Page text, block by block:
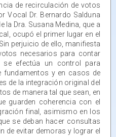
de recirculación de votos
Vocal Dr. Bernardo Salduna
la Dra. Susana Medina, que a
ocupó el primer lugar en el
perjuicio de ello, manifiesta
necesarios para contar
se efectúa un control para
fundamentos y en casos de
de la integración original del
de manera tal que sean, en
guarden coherencia con el
final, asimismo en los
se deban hacer consultas
de evitar demoras y lograr el